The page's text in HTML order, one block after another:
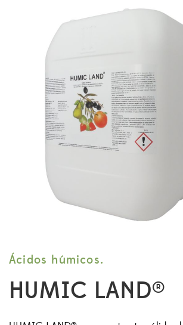
Ácidos húmicos.
HUMIC LAND®